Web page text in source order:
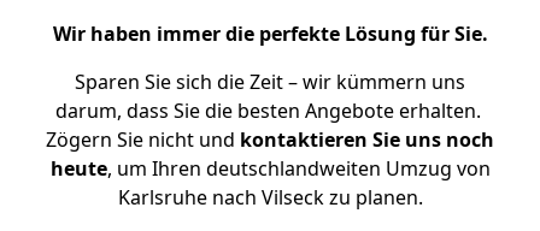
Wir haben immer die perfekte Lösung für Sie.
Sparen Sie sich die Zeit – wir kümmern uns
darum, dass Sie die besten Angebote erhalten.
Zögern Sie nicht und kontaktieren Sie uns noch
heute, um Ihren deutschlandweiten Umzug von
Karlsruhe nach Vilseck zu planen.